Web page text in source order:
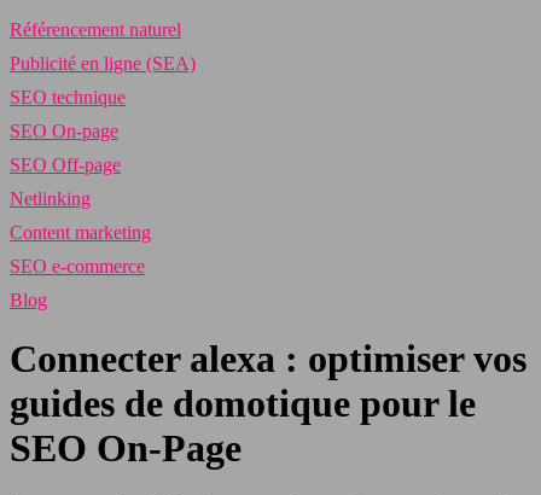
Référencement naturel
Publicité en ligne (SEA)
SEO technique
SEO On-page
SEO Off-page
Netlinking
Content marketing
SEO e-commerce
Blog
Connecter alexa : optimiser vos
guides de domotique pour le
SEO On-Page